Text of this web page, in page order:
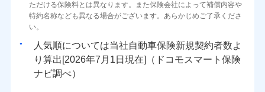
ただける保険料とは異なります。また保険会社によって補償内容や
特約名称なども異なる場合がございます。あらかじめご了承くださ
い。
人気順については当社
新規契約者数よ
り算出[
年 月
日現在]（ドコモスマート保険
ナビ調べ）